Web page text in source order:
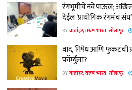
रंगभूमीचे नवे पाऊल; अखिल
देईल ‘प्रायोगिक रंगमंच
BYवार्ताहर, तरुण भारत, सोलापूर
वाद, निषेध आणि फुकटची
फॉर्म्युला?
BYवार्ताहर, तरुण भारत, सोलापूर